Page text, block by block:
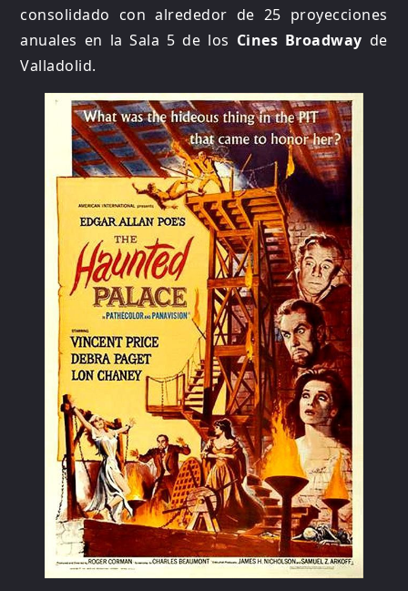
consolidado con alrededor de 25 proyecciones
anuales en la Sala 5 de los Cines Broadway de
Valladolid.